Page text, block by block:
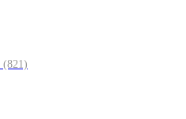
(821)